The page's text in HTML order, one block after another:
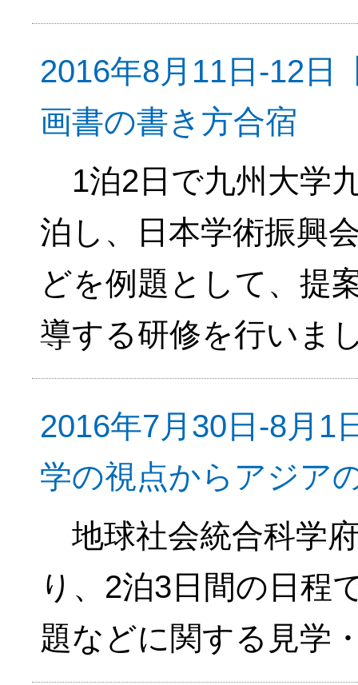
2016年8月11日-12日
画書の書き方合宿
1泊2日で九州大学
泊し、日本学術振興
どを例題として、提
導する研修を行いま
2016年7月30日-8月1
学の視点からアジア
地球社会統合科学
り、2泊3日間の日程
題などに関する見学